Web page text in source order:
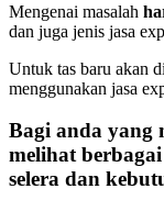
Mengenai masalah
dan juga jenis jasa
Untuk tas baru akan
menggunakan jasa
Bagi anda yang
melihat
selera dan